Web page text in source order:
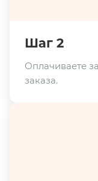
Шаг 2
Оплачиваете
заказа.